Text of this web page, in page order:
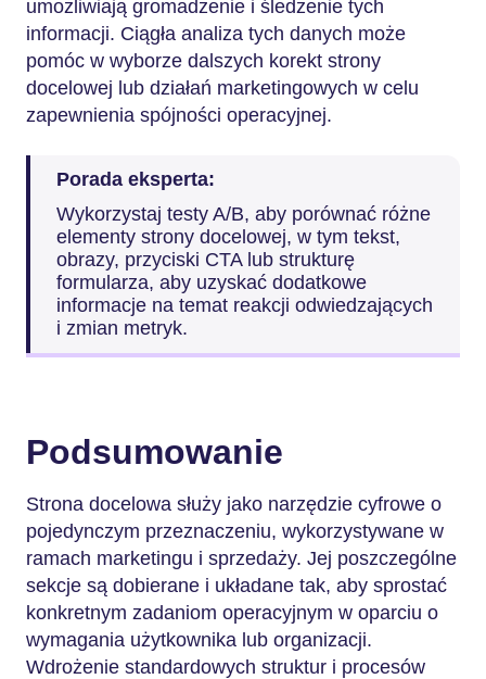
umożliwiają gromadzenie i śledzenie tych
informacji. Ciągła analiza tych danych może
pomóc w wyborze dalszych korekt strony
docelowej lub działań marketingowych w celu
zapewnienia spójności operacyjnej.
Porada eksperta:
Wykorzystaj testy A/B, aby porównać różne
elementy strony docelowej, w tym tekst,
obrazy, przyciski CTA lub strukturę
formularza, aby uzyskać dodatkowe
informacje na temat reakcji odwiedzających
i zmian metryk.
Podsumowanie
Strona docelowa służy jako narzędzie cyfrowe o
pojedynczym przeznaczeniu, wykorzystywane w
ramach marketingu i sprzedaży. Jej poszczególne
sekcje są dobierane i układane tak, aby sprostać
konkretnym zadaniom operacyjnym w oparciu o
wymagania użytkownika lub organizacji.
Wdrożenie standardowych struktur i procesów